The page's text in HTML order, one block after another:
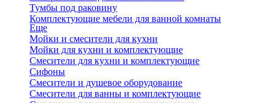
Тумбы под раковину
Комплектующие мебели для ванной комнаты
Еще
Мойки и смесители для кухни
Мойки для кухни и комплектующие
Смесители для кухни и комплектующие
Сифоны
Смесители и душевое оборудование
Смесители для ванны и комплектующие